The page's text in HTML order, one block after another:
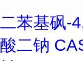
二苯基砜-
酸二钠